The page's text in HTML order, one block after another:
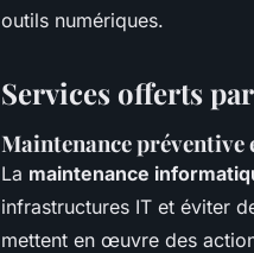
outils numériques.
Services offerts
Maintenance préventive
La maintenance
infrastructures IT et éviter
mettent en œuvre des